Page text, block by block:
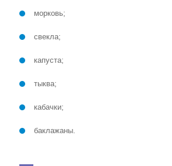
морковь;
свекла;
капуста;
тыква;
кабачки;
баклажаны.